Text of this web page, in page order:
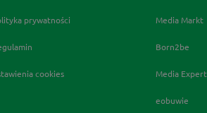
prywatności
cookies
Media Markt
Born2be
Media Expert
eobuwie